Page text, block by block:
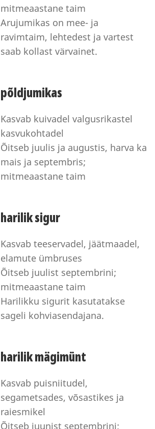
mitmeaastane taim
Arujumikas on mee- ja
ravimtaim, lehtedest ja vartest
saab kollast värvainet.
põldjumikas
Kasvab kuivadel valgusrikastel
kasvukohtadel
Õitseb juulis ja augustis, harva ka
mais ja septembris;
mitmeaastane taim
harilik sigur
Kasvab teeservadel, jäätmaadel,
elamute ümbruses
Õitseb juulist septembrini;
mitmeaastane taim
Harilikku sigurit kasutatakse
sageli kohviasendajana.
harilik mägimünt
Kasvab puisniitudel,
segametsades, võsastikes ja
raiesmikel
Õitseb juunist septembrini;